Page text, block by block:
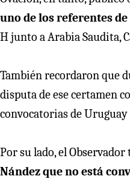
uno de los referentes de
H junto a Arabia Saudita,
También recordaron que
disputa de ese certamen
convocatorias de
Por su lado, el
Nández que no está